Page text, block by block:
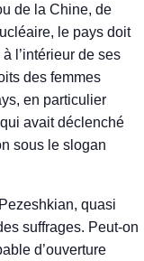
de la Chine, de
le pays doit
l’intérieur de ses
des femmes
en particulier
avait déclenché
sous le slogan
quasi
suffrages. Peut-on
d’ouverture